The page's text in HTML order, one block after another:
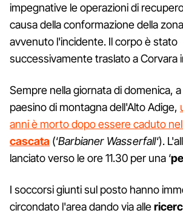
impegnative le operazioni di
causa della conformazione della
avvenuto l'incidente. Il corpo è stato
successivamente traslato a Corvara
Sempre nella giornata di domenica, a
paesino di montagna dell'Alto Adige,
anni è morto dopo essere caduto
cascata (‘Barbianer Wasserfall‘).
lanciato verso le ore 11.30 per una ‘
I soccorsi giunti sul posto hanno
circondato l'area dando via alle